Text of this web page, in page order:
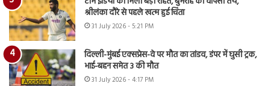
श्रीलंका दौरे से पहले खत्म हुई चिंता
31 July 2026 - 5:21 PM
दिल्ली-मुंबई एक्सप्रेस-वे पर मौत का तांडव, डंपर में घुसी ट्रक,
भाई-बहन समेत 3 की मौत
31 July 2026 - 4:17 PM